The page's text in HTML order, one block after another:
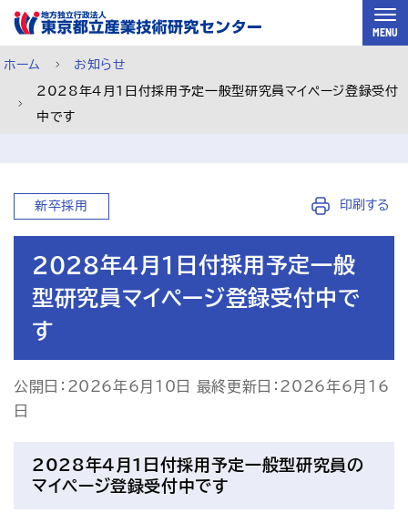
スキップして本文へ
MENU
チャットで相談 ご利用案内 メルマガ登録
プレスリリース English
ホーム お知らせ
2028年4月1日付採用予定一般型研究員マイページ登録受付
中です
新卒採用 印刷する
2028年4月1日付採用予定一般
型研究員マイページ登録受付中で
す
公開日：2026年6月10日 最終更新日：2026年6月16
日
2028年4月1日付採用予定一般型研究員の
マイページ登録受付中です